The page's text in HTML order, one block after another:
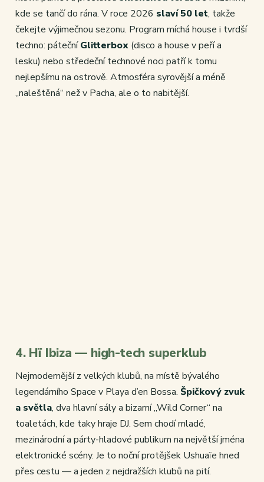
kde se tančí do rána. V roce 2026 slaví 50 let, takže
čekejte výjimečnou sezonu. Program míchá house i tvrdší
techno: pátečníGlitterbox (disco a house v peří a
lesku) nebo středeční technové noci patří k tomu
nejlepšímu na ostrově. Atmosféra syrovější a méně
„naleštěná“ než v Pacha, ale o to nabitější.
4. Hï Ibiza — high-tech superklub
Nejmodernější z velkých klubů, na místě bývalého
legendárního Space v Playa d’en Bossa. Špičkový zvuk
a světla, dva hlavní sály a bizarní „Wild Corner“ na
toaletách, kde taky hraje DJ. Sem chodí mladé,
mezinárodní a párty-hladové publikum na největší jména
elektronické scény. Je to noční protějšek Ushuaïe hned
přes cestu — a jeden z nejdražších klubů na pití.